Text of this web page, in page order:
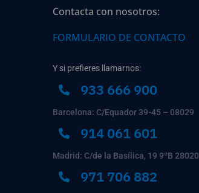
Contacta con nosotros:
FORMULARIO DE CONTACTO
Y si prefieres llamarnos:
933 666 900
Barcelona: C/Equador 39-45 – 08029
914 061 601
Madrid: C/de la Basílica, 19 9ºB 28020
971 706 882